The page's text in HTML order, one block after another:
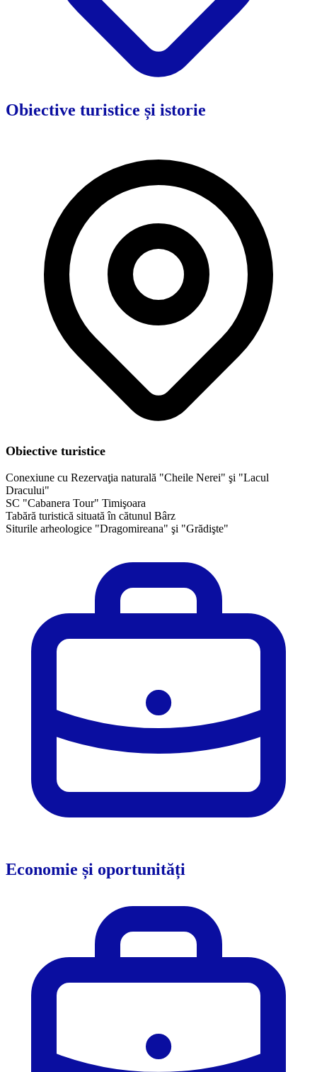
Obiective turistice și istorie
Obiective turistice
Conexiune cu Rezervaţia naturală "Cheile Nerei" şi "Lacul
Dracului"
SC "Cabanera Tour" Timişoara
Tabără turistică situată în cătunul Bârz
Siturile arheologice "Dragomireana" şi "Grădişte"
Economie și oportunități